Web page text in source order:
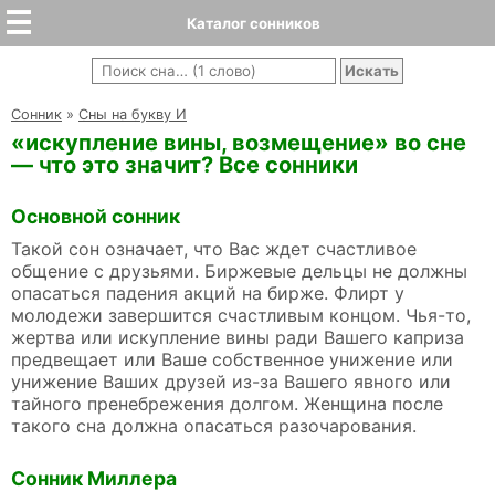
Каталог сонников
Cонник » Сны на букву И
«искупление вины, возмещение» во сне
— что это значит? Все сонники
Основной сонник
Такой сон означает, что Вас ждет счастливое
общение с друзьями. Биржевые дельцы не должны
опасаться падения акций на бирже. Флирт у
молодежи завершится счастливым концом. Чья-то,
жертва или искупление вины ради Вашего каприза
предвещает или Ваше собственное унижение или
унижение Ваших друзей из-за Вашего явного или
тайного пренебрежения долгом. Женщина после
такого сна должна опасаться разочарования.
Сонник Миллера